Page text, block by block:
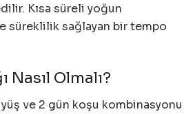
Kısa süreli yoğun
süreklilik sağlayan bir tempo
Nasıl Olmalı?
ve 2 gün koşu kombinasyonu